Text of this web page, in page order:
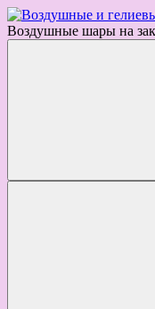
Воздушные шары на